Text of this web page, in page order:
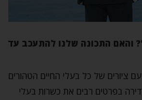
והאם התכונה שלנו להתעכב עד
ציורים של כל בעלי החיים הטהורים
בפרטים רבים את כשרות בעלי